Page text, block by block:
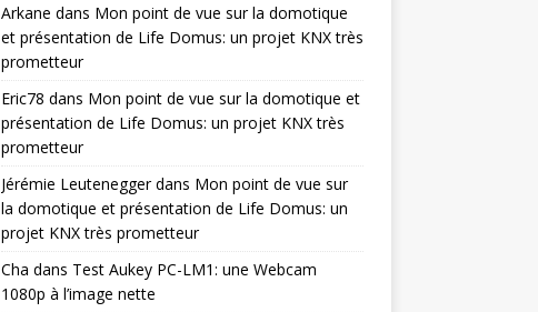
Arkane dans Mon point de vue sur la domotique
et présentation de Life Domus: un projet KNX très
prometteur
Eric78 dans Mon point de vue sur la domotique et
présentation de Life Domus: un projet KNX très
prometteur
Jérémie Leuteneggerdans Mon point de vue sur
la domotique et présentation de Life Domus: un
projet KNX très prometteur
Cha dans Test Aukey PC-LM1: une Webcam
1080p à l’image nette